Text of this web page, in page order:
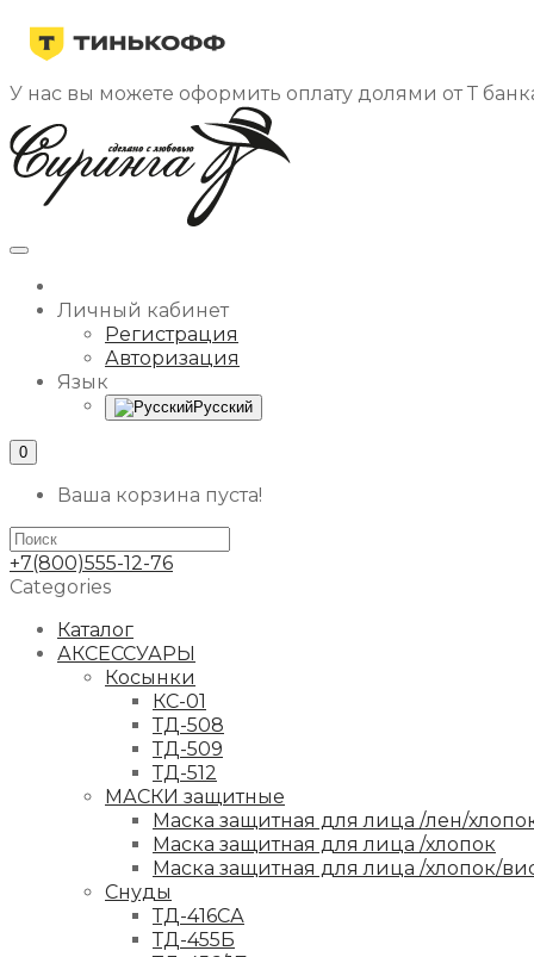
У нас вы можете оформить оплату долями от Т
Личный кабинет
Регистрация
Авторизация
Язык
Русский
0
Ваша корзина пуста!
+7(800)555-12-76
Categories
Каталог
АКСЕССУАРЫ
Косынки
КС-01
ТД-508
ТД-509
ТД-512
МАСКИ защитные
Маска защитная для лица /лен/
Маска защитная для лица /хлопок
Маска защитная для лица /хлопок/
Снуды
ТД-416СА
ТД-455Б